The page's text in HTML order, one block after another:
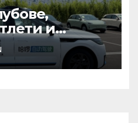
и
имат
подкрепа
осигурим